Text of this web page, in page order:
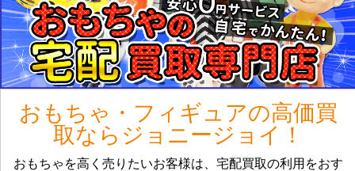
おもちゃ・フィギュアの高価買
取ならジョニージョイ！
おもちゃを高く売りたいお客様は、宅配買取の利用をおす